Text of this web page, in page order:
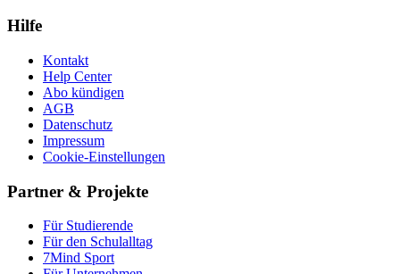
Hilfe
Kontakt
Help Center
Abo kündigen
AGB
Datenschutz
Impressum
Cookie-Einstellungen
Partner & Projekte
Für Stu­die­rende
Für den Schulalltag
7Mind Sport